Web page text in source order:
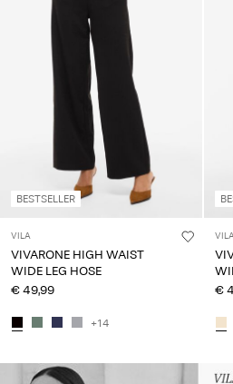
Anmelden
Fragen?
Deutschland
Deutsch
BESTSELLER
VILA
VIVARONE HIGH WAIST
WIDE LEG HOSE
€ 49,99
+14
€
Intet indhold